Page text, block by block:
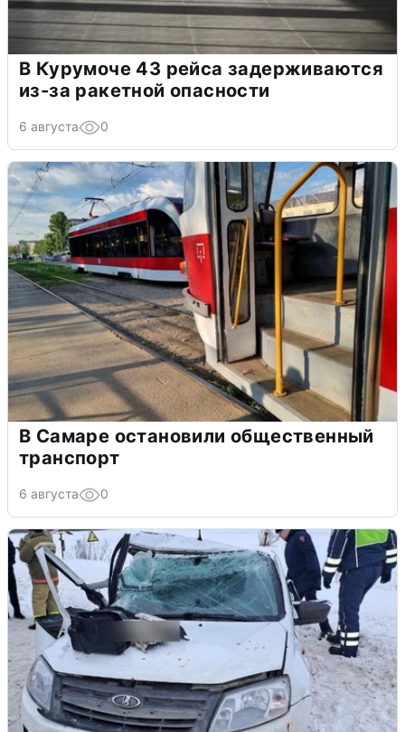
В Курумоче 43 рейса задерживаются
из-за ракетной опасности
6 августа 0
В Самаре остановили общественный
транспорт
6 августа 0